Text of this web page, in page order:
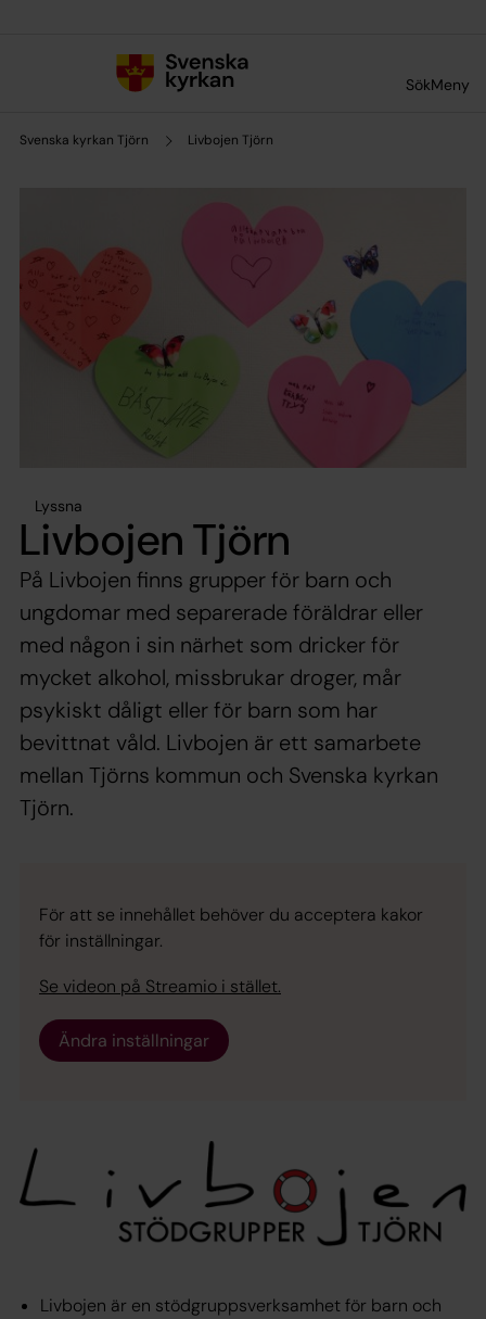
SökMeny
Svenska kyrkan Tjörn Livbojen Tjörn
Lyssna
Livbojen Tjörn
På Livbojen finns grupper för barn och
ungdomar med separerade föräldrar eller
med någon i sin närhet som dricker för
mycket alkohol, missbrukar droger, mår
psykiskt dåligt eller för barn som har
bevittnat våld. Livbojen är ett samarbete
mellan Tjörns kommun och Svenska kyrkan
Tjörn.
För att se innehållet behöver du acceptera kakor
för inställningar.
Se videon på Streamio i stället.
Ändra inställningar
Livbojen är en stödgruppsverksamhet för barn och